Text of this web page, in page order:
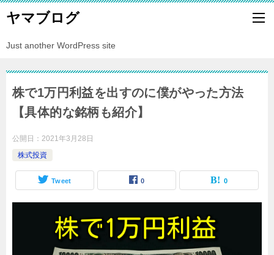
ヤマブログ
Just another WordPress site
株で1万円利益を出すのに僕がやった方法
【具体的な銘柄も紹介】
公開日： 2021年3月28日
株式投資
Tweet 0 0